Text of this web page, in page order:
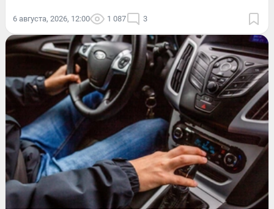
6 августа, 2026, 12:00 1 087 3